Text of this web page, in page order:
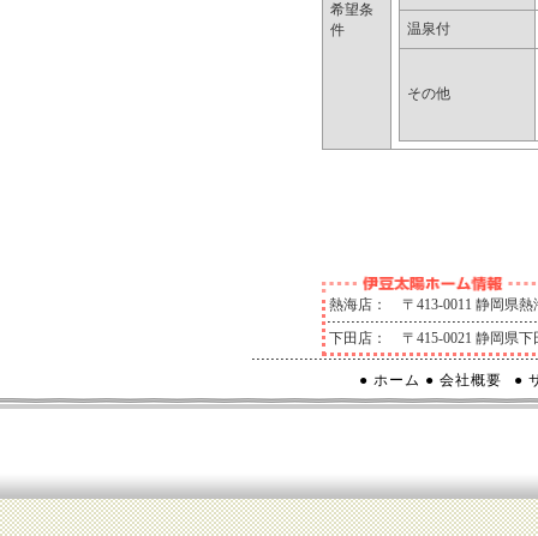
弊社は、
本人又は
訂正、追
三者提供
4511
希望条
件
温泉付
その他
熱海店：
〒413-0011 静岡県
下田店：
〒415-0021 静岡県
● ホーム ● 会社概要 ●